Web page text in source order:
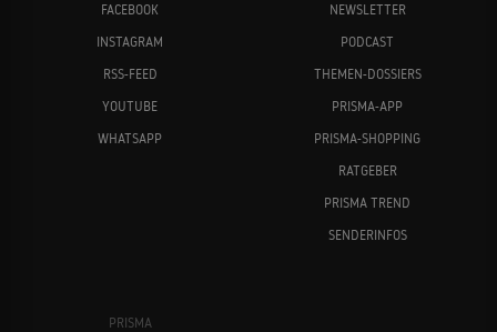
FACEBOOK
INSTAGRAM
RSS-FEED
YOUTUBE
WHATSAPP
NEWSLETTER
PODCAST
THEMEN-DOSSIERS
PRISMA-APP
PRISMA-SHOPPING
RATGEBER
PRISMA TREND
SENDERINFOS
PRISMA